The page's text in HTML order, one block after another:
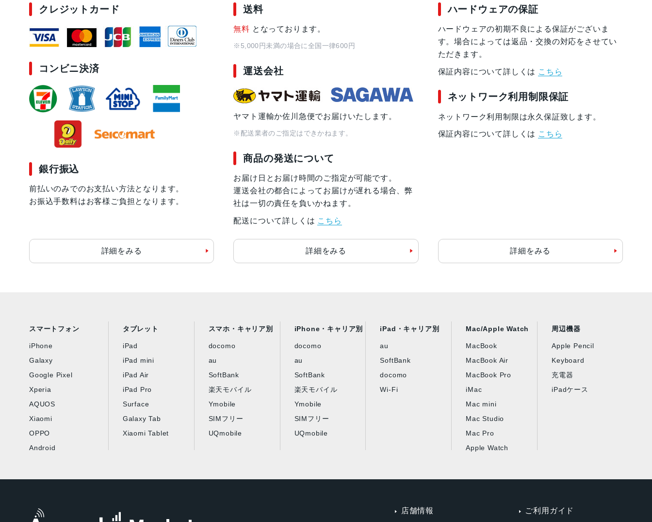
バッテリー駆動時
32.4Whリチャージャブルリチウムポリマーバッテリー内蔵
Wi-Fiでのインターネット利用、ビデオ再生、オーディオ再生：最大10時間
電源アダプタ、またはUSB-C経由でコンピュータを使って充電
クレジットカード
コンビニ決済
銀行振込
前払いのみでのお支払い方法となります。
お振込手数料はお客様ご負担となります。
詳細をみる
送料
無料 となっております。
※5,000円未満の場合に全国一律600円
運送会社
ヤマト運輸か佐川急便でお届けいたします。
※配送業者のご指定はできかねます。
商品の発送について
お届け日とお届け時間のご指定が可能です。
運送会社の都合によってお届けが遅れる場合、弊
社は一切の責任を負いかねます。
配送について詳しくは こちら
詳細をみる
ハードウェアの保証
ハードウェアの初期不良による保証がございま
す。場合によっては返品・交換の対応をさせてい
ただきます。
保証内容について詳しくは こちら
ネットワーク利用制限保証
ネットワーク利用制限は永久保証致します。
保証内容について詳しくは こちら
詳細をみる
スマートフォン
iPhone
Galaxy
Google Pixel
Xperia
AQUOS
Xiaomi
OPPO
Android
タブレット
iPad
iPad mini
iPad Air
iPad Pro
Surface
Galaxy Tab
Xiaomi Tablet
スマホ・キャリア別
docomo
au
SoftBank
楽天モバイル
Ymobile
SIMフリー
UQmobile
iPhone・キャリア別
docomo
au
SoftBank
楽天モバイル
Ymobile
SIMフリー
UQmobile
iPad・キャリア別
au
SoftBank
docomo
Wi-Fi
Mac/Apple Watch
MacBook
MacBook Air
MacBook Pro
iMac
Mac mini
Mac Studio
Mac Pro
Apple Watch
周辺機器
Apple Pencil
Keyboard
充電器
iPadケース
店舗情報 ご利用ガイド